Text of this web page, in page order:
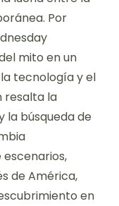
Por
mito en un
tecnología y el
resalta la
la búsqueda de
escenarios,
de América,
en